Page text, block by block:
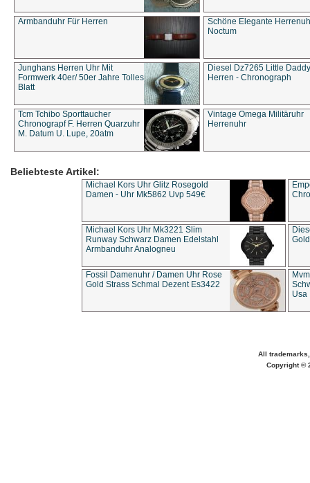
Armbanduhr Für Herren
Schöne Elegante
Noctum
Junghans Herren Uhr Mit
Formwerk 40er/ 50er Jahre Tolles
Blatt
Diesel Dz7265 Little Daddy
Herren - Chronograph
Tcm Tchibo Sporttaucher
Chronograpf F. Herren Quarzuhr
M. Datum U. Lupe, 20atm
Vintage Omega Militäruhr
Herrenuhr
Beliebteste Artikel:
Michael Kors Uhr Glitz Rosegold
Damen - Uhr Mk5862 Uvp 549€
Michael Kors Uhr Mk3221 Slim
Runway Schwarz Damen Edelstahl
Armbanduhr Analogneu
Fossil Damenuhr / Damen Uhr Rose
Gold Strass Schmal Dezent Es3422
Usa
All
Copyright ©